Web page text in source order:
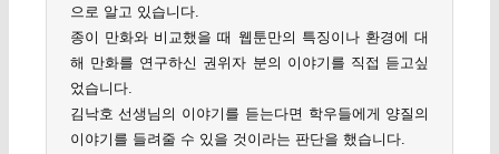
으로 알고 있습니다.
종이 만화와 비교했을 때 웹툰만의 특징이나 환경에 대
해 만화를 연구하신 권위자 분의 이야기를 직접 듣고싶
었습니다.
김낙호 선생님의 이야기를 듣는다면 학우들에게 양질의
이야기를 들려줄 수 있을 것이라는 판단을 했습니다.